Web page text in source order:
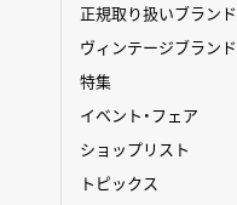
正規取り扱いブランド
ヴィンテージブランド
特集
イベント・フェア
ショップリスト
トピックス